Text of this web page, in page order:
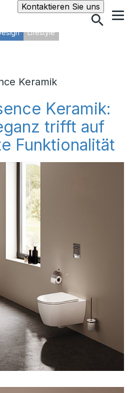
Kontaktieren Sie unsSuche
Lifestyle
Keramik
Keramik:
trifft auf
Funktionalität